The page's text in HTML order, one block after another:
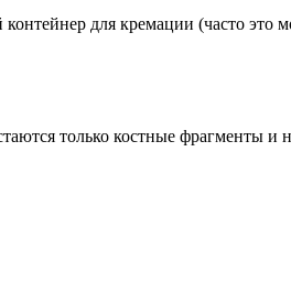
для кремации (часто это
только костные фрагменты